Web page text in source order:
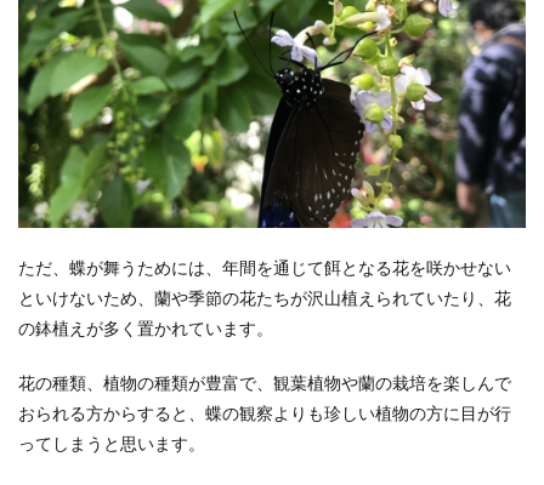
ただ、蝶が舞うためには、年間を通じて餌となる花を咲かせない
といけないため、蘭や季節の花たちが沢山植えられていたり、花
の鉢植えが多く置かれています。
花の種類、植物の種類が豊富で、観葉植物や蘭の栽培を楽しんで
おられる方からすると、蝶の観察よりも珍しい植物の方に目が行
ってしまうと思います。